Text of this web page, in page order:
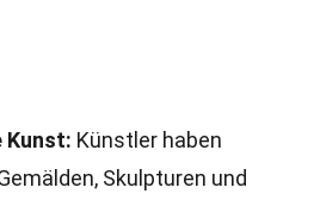
Kunst: Künstler haben
Skulpturen und